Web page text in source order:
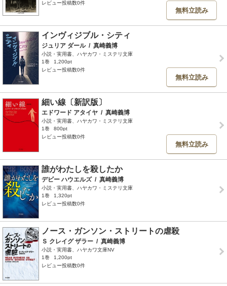
レビュー投稿数0件
無料立読み
インヴィジブル・シティ
ジュリア ダール / 真崎義博
小説・実用書、ハヤカワ・ミステリ文庫
1巻
1,200pt
レビュー投稿数0件
無料立読み
細い線〔新訳版〕
エドワード アタイヤ / 真崎義博
小説・実用書、ハヤカワ・ミステリ文庫
1巻
800pt
レビュー投稿数0件
無料立読み
誰がわたしを殺したか
デビー ハウエルズ / 真崎義博
小説・実用書、ハヤカワ・ミステリ文庫
1巻
1,320pt
レビュー投稿数0件
ノース・ガンソン・ストリートの虐殺
Ｓ クレイグ ザラー / 真崎義博
小説・実用書、ハヤカワ文庫NV
1巻
1,200pt
レビュー投稿数0件